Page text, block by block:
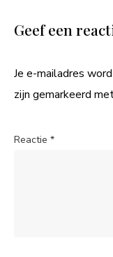
Geef een
Je e-mailadres
zijn gemarkeerd
Reactie *